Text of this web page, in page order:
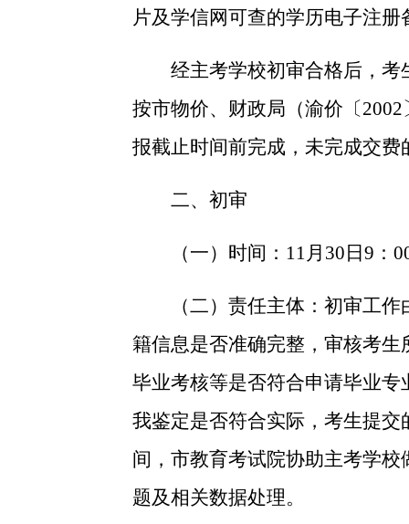
片及学信网可查的学历电子注册
经主考学校初审合格后，
按市物价、财政局（渝价〔2002
报截止时间前完成，未完成交费
二、初审
（一）时间： 11月 30 日9 ：
（二）责任主体：初审工作
籍信息是否准确完整，审核考
毕业考核等是否符合申请毕业
我鉴定是否符合实际，考生提
间，市教育考试院协助主考学
题及相关数据处理。